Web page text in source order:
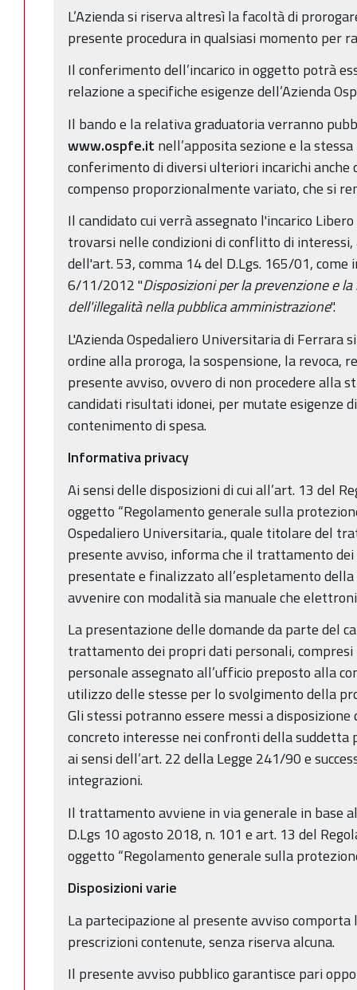
L’Azienda si riserva altresì la facoltà di
presente procedura in qualsiasi momento per
Il conferimento dell’incarico in oggetto potrà
relazione a specifiche esigenze dell’Azienda
Il bando e la relativa graduatoria verranno
www.ospfe.it nell’apposita sezione e la
conferimento di diversi ulteriori incarichi anche
compenso proporzionalmente variato, che si
Il candidato cui verrà assegnato l'incarico
trovarsi nelle condizioni di conflitto di
dell'art. 53, comma 14 del D.Lgs. 165/01,
6/11/2012 "Disposizioni per la prevenzione e
dell'illegalità nella pubblica amministrazione".
L'Azienda Ospedaliero Universitaria di Ferrara
ordine alla proroga, la sospensione, la revoca,
presente avviso, ovvero di non procedere alla
candidati risultati idonei, per mutate esigenze
contenimento di spesa.
Informativa privacy
Ai sensi delle disposizioni di cui all’art. 13 del
oggetto “Regolamento generale sulla
Ospedaliero Universitaria., quale titolare del
presente avviso, informa che il trattamento
presentate e finalizzato all’espletamento
avvenire con modalità sia manuale che
La presentazione delle domande da parte del
trattamento dei propri dati personali, compresi
personale assegnato all’ufficio preposto alla
utilizzo delle stesse per lo svolgimento della
Gli stessi potranno essere messi a
concreto interesse nei confronti della suddetta
ai sensi dell’art. 22 della Legge 241/90 e
integrazioni.
Il trattamento avviene in via generale in base
D.Lgs 10 agosto 2018, n. 101 e art. 13 del
oggetto “Regolamento generale sulla
Disposizioni varie
La partecipazione al presente avviso
prescrizioni contenute, senza riserva alcuna.
Il presente avviso pubblico garantisce pari